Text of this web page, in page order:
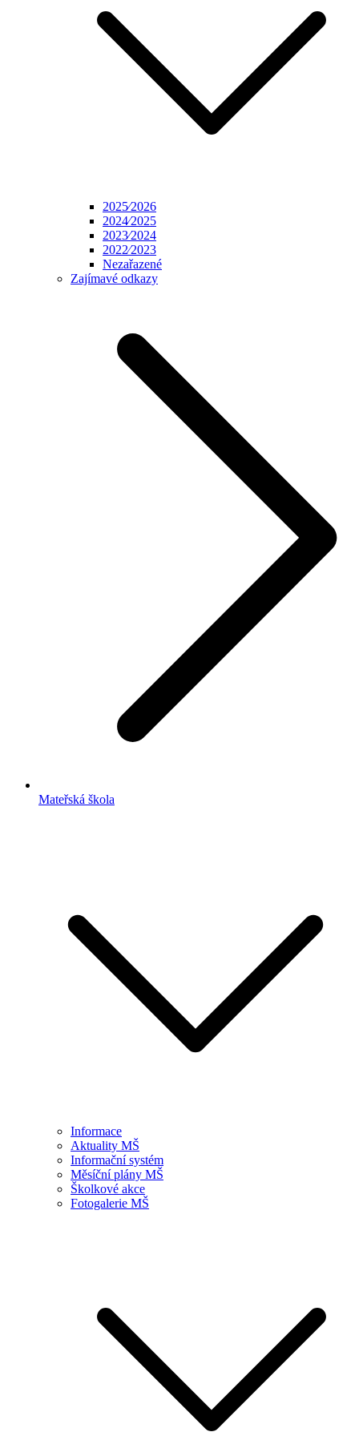
2025⁄2026
2024⁄2025
2023⁄2024
2022⁄2023
Nezařazené
Zajímavé odkazy
Mateřská škola
Informace
Aktuality MŠ
Informační systém
Měsíční plány MŠ
Školkové akce
Fotogalerie MŠ